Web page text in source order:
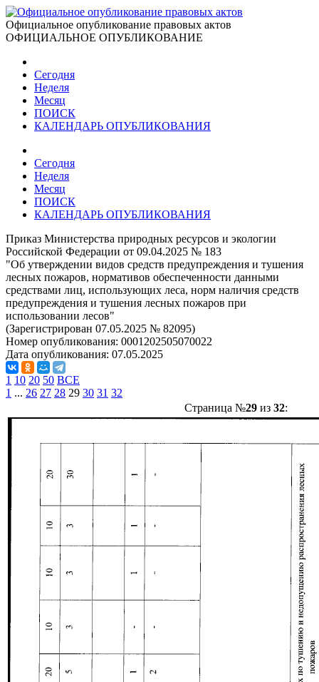
Официальное опубликование правовых актов
ОФИЦИАЛЬНОЕ ОПУБЛИКОВАНИЕ
Сегодня
Неделя
Месяц
ПОИСК
КАЛЕНДАРЬ ОПУБЛИКОВАНИЯ
Сегодня
Неделя
Месяц
ПОИСК
КАЛЕНДАРЬ ОПУБЛИКОВАНИЯ
Приказ Министерства природных ресурсов и экологии
Российской Федерации от 09.04.2025 № 183
"Об утверждении видов средств предупреждения и тушения
лесных пожаров, нормативов обеспеченности данными
средствами лиц, использующих леса, норм наличия средств
предупреждения и тушения лесных пожаров при
использовании лесов"
(Зарегистрирован 07.05.2025 № 82095)
Номер опубликования: 0001202505070022
Дата опубликования: 07.05.2025
1 10 20 50 ВСЕ
1 ... 26 27 28 29 30 31 32
Страница №29из 32: